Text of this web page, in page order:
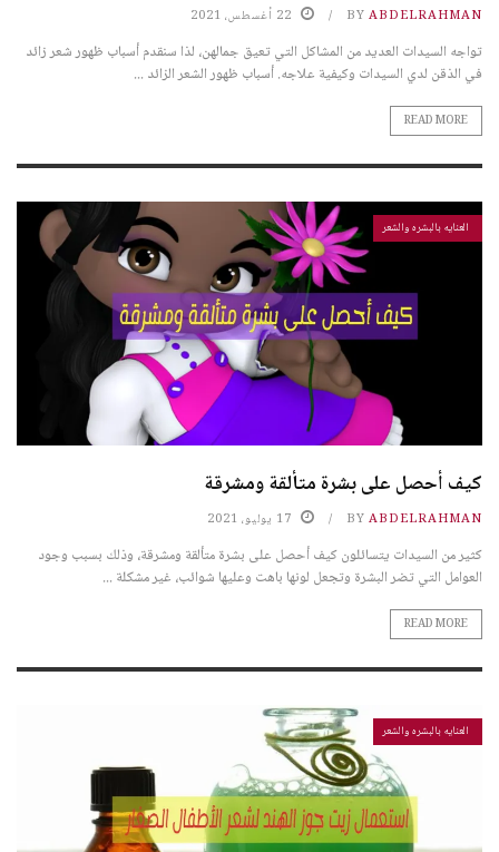
BY ABDELRAHMAN 22 أغسطس، 2021
تواجه السيدات العديد من المشاكل التي تعيق جمالهن، لذا سنقدم أسباب ظهور شعر زائد
في الذقن لدي السيدات وكيفية علاجه. أسباب ظهور الشعر الزائد ...
READ MORE
العنايه بالبشره والشعر
كيف أحصل على بشرة متألقة ومشرقة
BY ABDELRAHMAN 17 يوليو، 2021
كثير من السيدات يتسائلون كيف أحصل على بشرة متألقة ومشرقة، وذلك بسبب وجود
العوامل التي تضر البشرة وتجعل لونها باهت وعليها شوائب، غير مشكلة ...
READ MORE
العنايه بالبشره والشعر